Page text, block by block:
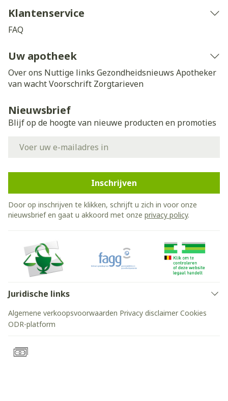
Klantenservice
FAQ
Uw apotheek
Over ons Nuttige links Gezondheidsnieuws Apotheker
van wachtVoorschrift Zorgtarieven
Nieuwsbrief
Blijf op de hoogte van nieuwe producten en promoties
Inschrijven
Door op inschrijven te klikken, schrijft u zich in voor onze
nieuwsbrief en gaat u akkoord met onze privacy policy.
Juridische links
Algemene verkoopsvoorwaarden Privacy disclaimer Cookies
ODR-platform